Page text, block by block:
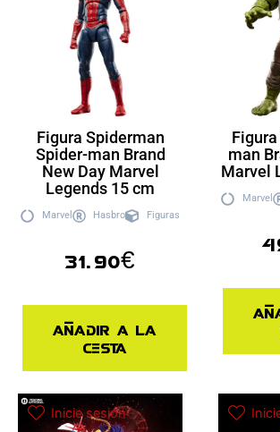
Figura Spiderman
Spider-man Brand
New Day Marvel
Legends 15 cm
Marvel Hasbro Figuras
31.90€
Añadir a la
cesta
man
Marvel
Marvel
Inicie sesión